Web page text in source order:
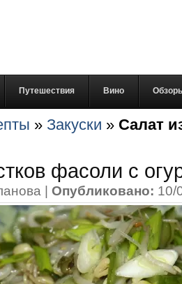
Путешествия Вино
» Закуски » Салат
фасоли с
| Опубликовано: 10/